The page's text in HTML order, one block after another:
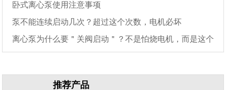
卧式离心泵使用注意事项
泵不能连续启动几次？超过这个次数，电机必坏
离心泵为什么要＂关阀启动＂？不是怕烧电机，而是这个
推荐产品